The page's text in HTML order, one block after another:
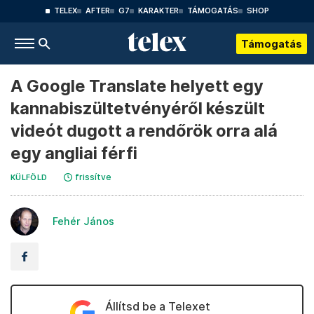
TELEX AFTER G7 KARAKTER TÁMOGATÁS SHOP
Támogatás
A Google Translate helyett egy
kannabiszültetvényéről készült
videót dugott a rendőrök orra alá
egy angliai férfi
KÜLFÖLD frissítve
Fehér János
Állítsd be a Telexet